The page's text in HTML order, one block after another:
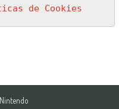
de Cookies